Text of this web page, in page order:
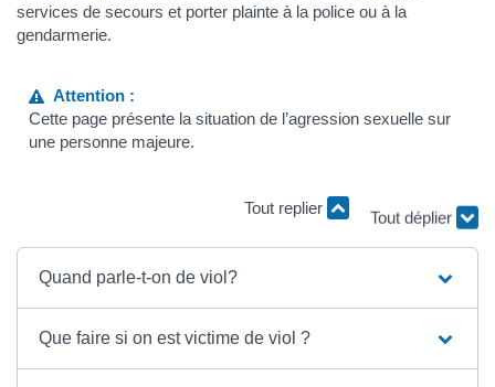
services de secours et porter plainte à la police ou à la
gendarmerie.
Attention :
Cette page présente la situation de l’agression sexuelle sur
une personne majeure.
Tout replier
Tout déplier
Quand parle-t-on de viol?
Que faire si on est victime de viol ?